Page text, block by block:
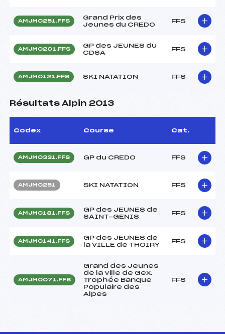
AMJM0251.FFS
Grand Prix des
Jeunes du CREDO
FFS
AMJM0201.FFS
GP des JEUNES du
CDSA
FFS
AMJM0121.FFS SKI NATATION FFS
Résultats Alpin 2013
Codex Course Cat.
AMJM0331.FFS GP du CREDO FFS
AMJM0251 SKI NATATION FFS
AMJM0181.FFS
GP des JEUNES de
SAINT-GENIS
FFS
AMJM0141.FFS
GP des JEUNES de
la VILLE de THOIRY
FFS
AMJM0071.FFS
Grand des Jeunes
de la Ville de Gex.
Trophée Banque
Populaire des
Alpes
FFS